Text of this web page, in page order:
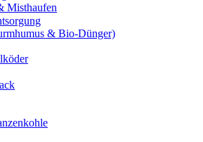
Misthaufen
& Bio-Dünger)